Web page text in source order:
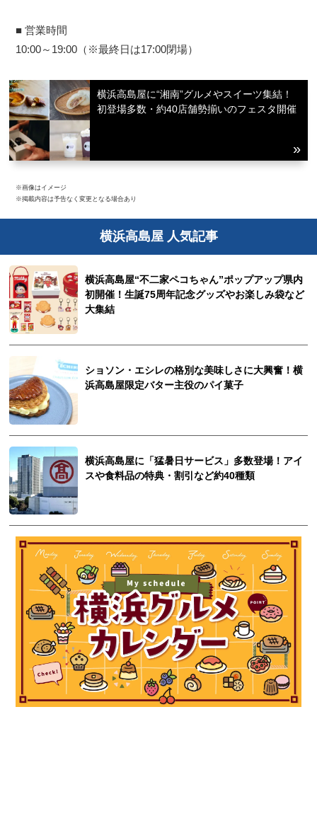
■ 営業時間
10:00～19:00（※最終日は17:00閉場）
横浜高島屋に“湘南”グルメやスイーツ集結！
初登場多数・約40店舗勢揃いのフェスタ開催
※画像はイメージ
※掲載内容は予告なく変更となる場合あり
横浜高島屋 人気記事
横浜高島屋“不二家ペコちゃん”ポップアップ県内
初開催！生誕75周年記念グッズやお楽しみ袋など
大集結
ショソン・エシレの格別な美味しさに大興奮！横
浜高島屋限定バター主役のパイ菓子
横浜高島屋に「猛暑日サービス」多数登場！アイ
スや食料品の特典・割引など約40種類